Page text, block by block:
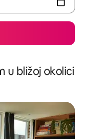
u bližoj okolici